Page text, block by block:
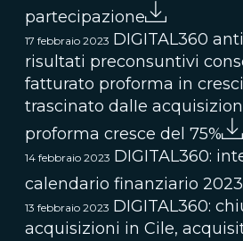
partecipazione
17 febbraio 2023 DIGITAL360
risultati preconsuntivi
fatturato proforma in
trascinato dalIe
proforma cresce del 75%
14 febbraio 2023 DIGITAL360:
calendario finanziario 2023
13 febbraio 2023 DIGITAL360:
acquisizioni in Cile,